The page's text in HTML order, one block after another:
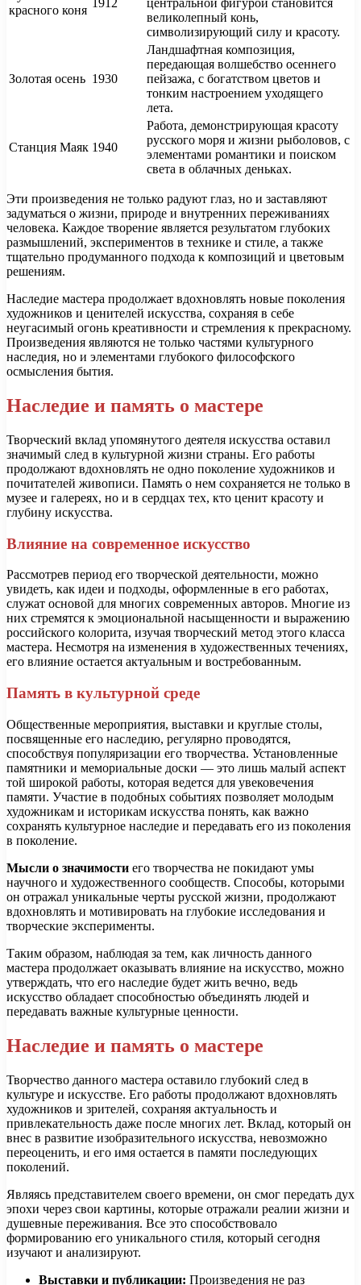
красного коня
1912
центральной фигурой становится
великолепный конь,
символизирующий силу и красоту.
Золотая осень 1930
Ландшафтная композиция,
передающая волшебство осеннего
пейзажа, с богатством цветов и
тонким настроением уходящего
лета.
Станция Маяк 1940
Работа, демонстрирующая красоту
русского моря и жизни рыболовов, с
элементами романтики и поиском
света в облачных деньках.
Эти произведения не только радуют глаз, но и заставляют
задуматься о жизни, природе и внутренних переживаниях
человека. Каждое творение является результатом глубоких
размышлений, экспериментов в технике и стиле, а также
тщательно продуманного подхода к композиций и цветовым
решениям.
Наследие мастера продолжает вдохновлять новые поколения
художников и ценителей искусства, сохраняя в себе
неугасимый огонь креативности и стремления к прекрасному.
Произведения являются не только частями культурного
наследия, но и элементами глубокого философского
осмысления бытия.
Наследие и память о мастере
Творческий вклад упомянутого деятеля искусства оставил
значимый след в культурной жизни страны. Его работы
продолжают вдохновлять не одно поколение художников и
почитателей живописи. Память о нем сохраняется не только в
музее и галереях, но и в сердцах тех, кто ценит красоту и
глубину искусства.
Влияние на современное искусство
Рассмотрев период его творческой деятельности, можно
увидеть, как идеи и подходы, оформленные в его работах,
служат основой для многих современных авторов. Многие из
них стремятся к эмоциональной насыщенности и выражению
российского колорита, изучая творческий метод этого класса
мастера. Несмотря на изменения в художественных течениях,
его влияние остается актуальным и востребованным.
Память в культурной среде
Общественные мероприятия, выставки и круглые столы,
посвященные его наследию, регулярно проводятся,
способствуя популяризации его творчества. Установленные
памятники и мемориальные доски — это лишь малый аспект
той широкой работы, которая ведется для увековечения
памяти. Участие в подобных событиях позволяет молодым
художникам и историкам искусства понять, как важно
сохранять культурное наследие и передавать его из поколения
в поколение.
Мысли о значимости его творчества не покидают умы
научного и художественного сообществ. Способы, которыми
он отражал уникальные черты русской жизни, продолжают
вдохновлять и мотивировать на глубокие исследования и
творческие эксперименты.
Таким образом, наблюдая за тем, как личность данного
мастера продолжает оказывать влияние на искусство, можно
утверждать, что его наследие будет жить вечно, ведь
искусство обладает способностью объединять людей и
передавать важные культурные ценности.
Наследие и память о мастере
Творчество данного мастера оставило глубокий след в
культуре и искусстве. Его работы продолжают вдохновлять
художников и зрителей, сохраняя актуальность и
привлекательность даже после многих лет. Вклад, который он
внес в развитие изобразительного искусства, невозможно
переоценить, и его имя остается в памяти последующих
поколений.
Являясь представителем своего времени, он смог передать дух
эпохи через свои картины, которые отражали реалии жизни и
душевные переживания. Все это способствовало
формированию его уникального стиля, который сегодня
изучают и анализируют.
Выставки и публикации: Произведения не раз